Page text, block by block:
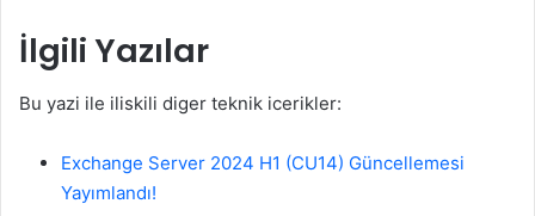
İlgili Yazılar
Bu yazi ile iliskili diger teknik icerikler:
Exchange Server 2024 H1 (CU14) Güncellemesi
Yayımlandı!